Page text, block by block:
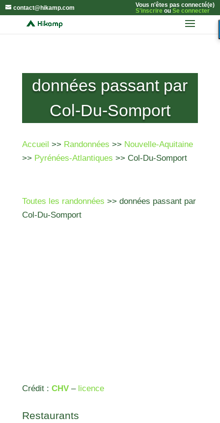
contact@hikamp.com
Vous n'êtes pas connecté(e)
S'inscrireou Se connecter
données passant par
Col-Du-Somport
Accueil >> Randonnées >> Nouvelle-Aquitaine
>> Pyrénées-Atlantiques >> Col-Du-Somport
Toutes les randonnées >> données passant par
Col-Du-Somport
Crédit : CHV– licence
Restaurants